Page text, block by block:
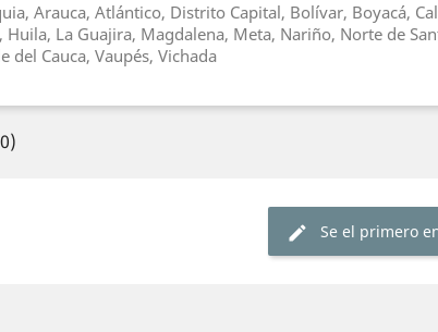
Arauca, Atlántico, Distrito Capital, Bolívar, Boyacá,
Huila, La Guajira, Magdalena, Meta, Nariño, Norte de
del Cauca, Vaupés, Vichada
Se el primero